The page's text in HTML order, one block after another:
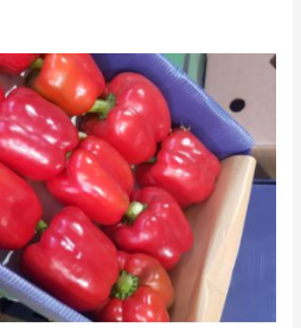
نارسایی‌هایی
ممکن
است
هنگام
تولید
فلفل